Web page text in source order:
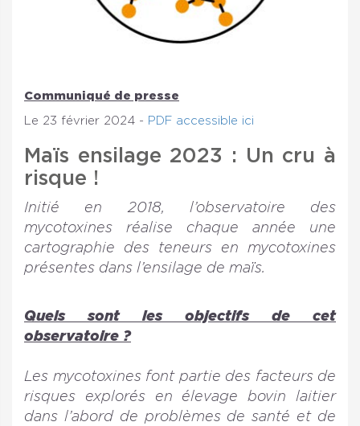
Communiqué de presse
Le 23 février 2024 - PDF accessible ici
Maïs ensilage 2023 : Un cru à
risque !
Initié en 2018, l’observatoire des
mycotoxines réalise chaque année une
cartographie des teneurs en mycotoxines
présentes dans l’ensilage de maïs.
Quels sont les objectifs de cet
observatoire ?
Les mycotoxines font partie des facteurs de
risques explorés en élevage bovin laitier
dans l’abord de problèmes de santé et de